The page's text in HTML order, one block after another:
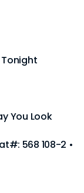
Tonight
You Look
568 108-2 •